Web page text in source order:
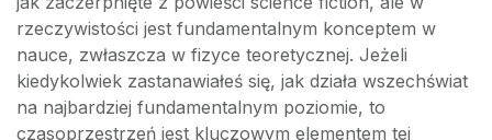
rzeczywistości jest fundamentalnym konceptem w
nauce, zwłaszcza w fizyce teoretycznej. Jeżeli
kiedykolwiek zastanawiałeś się, jak działa wszechświat
na najbardziej fundamentalnym poziomie, to
czasoprzestrzeń jest kluczowym elementem tej